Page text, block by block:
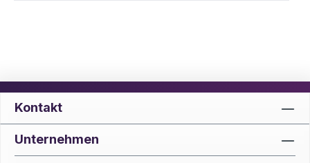
Kontakt
Unternehmen